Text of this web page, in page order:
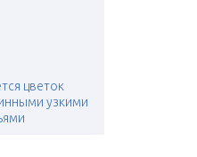
цветок
узкими